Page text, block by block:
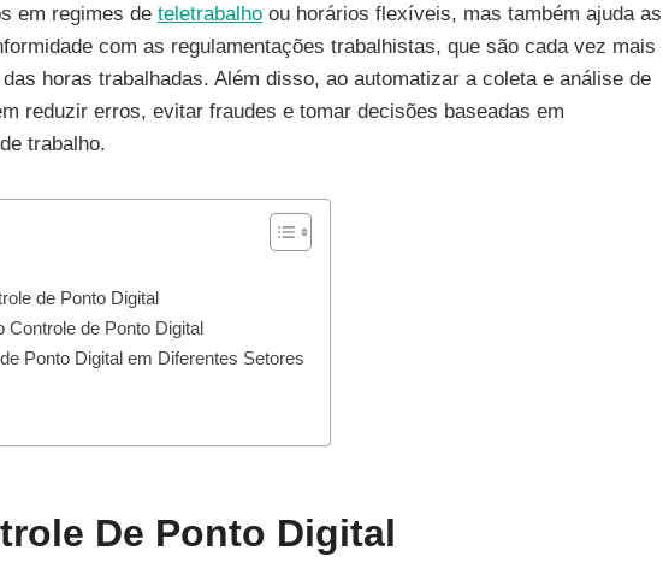
em regimes de teletrabalho ou horários flexíveis, mas também ajuda as
com as regulamentações trabalhistas, que são cada vez mais
horas trabalhadas. Além disso, ao automatizar a coleta e análise de
reduzir erros, evitar fraudes e tomar decisões baseadas em
trabalho.
de Ponto Digital
Controle de Ponto Digital
Ponto Digital em Diferentes Setores
De Ponto Digital